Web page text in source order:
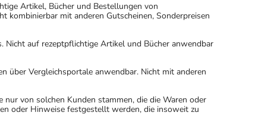
Artikel, Bücher und Bestellungen von
kombinierbar mit anderen Gutscheinen, Sonderpreisen
Nicht auf rezeptpflichtige Artikel und Bücher anwendbar
über Vergleichsportale anwendbar. Nicht mit anderen
von solchen Kunden stammen, die die Waren oder
oder Hinweise festgestellt werden, die insoweit zu